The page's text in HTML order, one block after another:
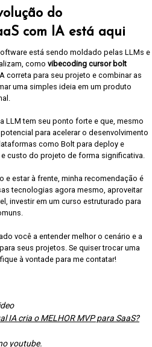
do
com IA está aqui
está sendo moldado pelas LLMs e
como vibecoding cursor bolt
correta para seu projeto e combinar as
uma simples ideia em um produto
LLM tem seu ponto forte e que, mesmo
para acelerar o desenvolvimento
como Bolt para deploy e
custo do projeto de forma significativa.
e estar à frente, minha recomendação é
tecnologias agora mesmo, aproveitar
investir em um curso estruturado para
você a entender melhor o cenário e a
seus projetos. Se quiser trocar uma
à vontade para me contatar!
IA cria o MELHOR MVP para SaaS?
youtube.